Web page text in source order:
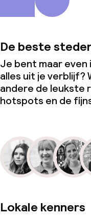
De beste
Je bent maar even
alles uit je verblijf?
andere de leukste
hotspots en de
Lokale kenners